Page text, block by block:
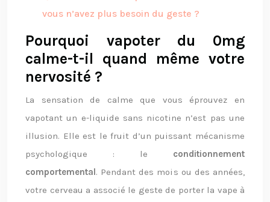
vous n’avez plus besoin du geste ?
Pourquoi vapoter du 0mg
calme-t-il quand même votre
nervosité ?
La sensation de calme que vous éprouvez en
vapotant un e-liquide sans nicotine n’est pas une
illusion. Elle est le fruit d’un puissant mécanisme
psychologique : le conditionnement
comportemental. Pendant des mois ou des années,
votre cerveau a associé le geste de porter la vape à